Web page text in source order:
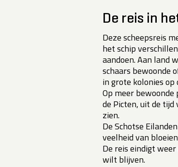
De reis in
Deze scheepsreis
het schip
aandoen. Aan land
schaars bewoonde
in grote kolonies
Op meer
de Picten, uit de
zien.
De Schotse
veelheid van
De reis eindigt weer
wilt blijven.